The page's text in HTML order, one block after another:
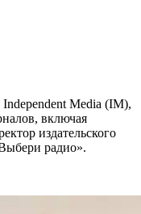
Media (IM),
включая
издательского
радио».